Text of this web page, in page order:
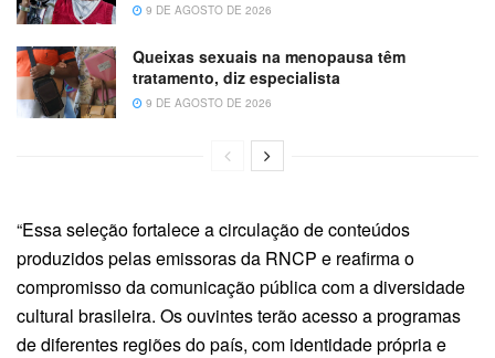
9 DE AGOSTO DE 2026
Queixas sexuais na menopausa têm
tratamento, diz especialista
9 DE AGOSTO DE 2026
“Essa seleção fortalece a circulação de conteúdos
produzidos pelas emissoras da RNCP e reafirma o
compromisso da comunicação pública com a diversidade
cultural brasileira. Os ouvintes terão acesso a programas
de diferentes regiões do país, com identidade própria e